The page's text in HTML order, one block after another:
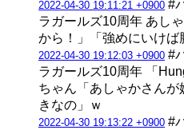
2022-04-30 19:11:21 +0900 #
ラガールズ10周年 あし
から！」「強めにいけば
2022-04-30 19:12:03 +0900 #
ラガールズ10周年 「
ちゃん「あしゃかさん
きなの」ｗ
2022-04-30 19:13:22 +0900 #